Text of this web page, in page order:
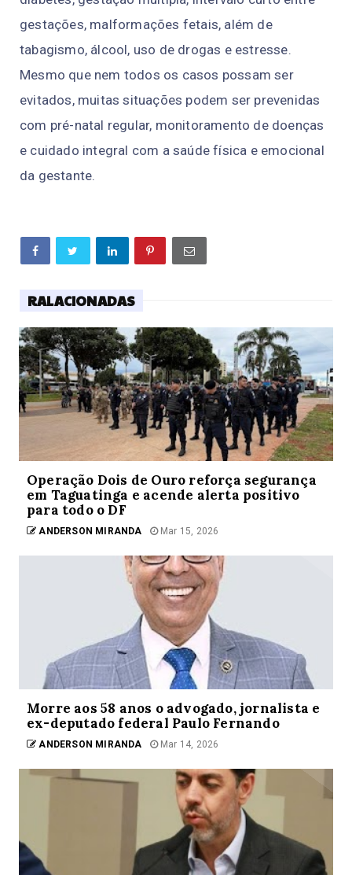
gestações, malformações fetais, além de
tabagismo, álcool, uso de drogas e estresse.
Mesmo que nem todos os casos possam ser
evitados, muitas situações podem ser prevenidas
com pré-natal regular, monitoramento de doenças
e cuidado integral com a saúde física e emocional
da gestante.
RALACIONADAS
Operação Dois de Ouro reforça segurança
em Taguatinga e acende alerta positivo
para todo o DF
ANDERSON MIRANDA Mar 15, 2026
Morre aos 58 anos o advogado, jornalista e
ex-deputado federal Paulo Fernando
ANDERSON MIRANDA Mar 14, 2026